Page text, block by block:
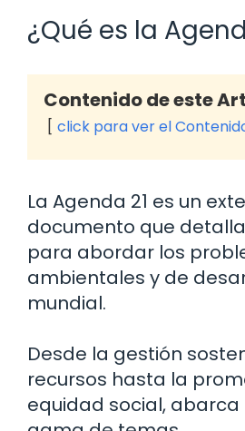
¿Qué es la
Contenido de este
click para ver el
La Agenda 21 es un
documento que
para abordar los
ambientales y de
mundial.
Desde la gestión
recursos hasta la
equidad social,